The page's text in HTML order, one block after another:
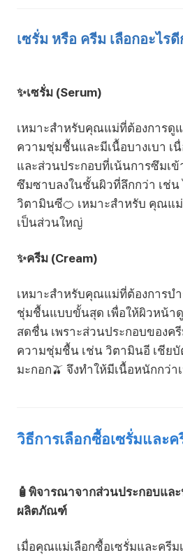
เซรั่ม หรือ ครีม เลือกอะไร
✨เซรั่ม (Serum)
เหมาะสำหรับคุณแม่ที่ต้องการ
ความชุ่มชื้นและมีเนื้อบางเบา เ
และส่วนประกอบที่เน้นการซึมเข้
ซึมซาบลงในชั้นผิวที่ลึกกว่า เช่น
วิตามินซี🍊 เหมาะสำหรับ คุณแ
เป็นส่วนใหญ่
✨ครีม (Cream)
เหมาะสำหรับคุณแม่ที่ต้องการบ
ชุ่มชื้นแบบขั้นสุด เพื่อให้ผิวหน้า
สดชื่น เพราะส่วนประกอบของค
ความชุ่มชื้น เช่น วิตามินอี เชียบั
มะกอก🫒 จึงทำให้มีเนื้อหนักกว่า
วิธีการเลือกซื้อเซรั่มและ
🧴พิจารณาจากส่วนประกอบแล
ผลิตภัณฑ์
เมื่อคุณแม่เลือกซื้อเซรั่มและครีม